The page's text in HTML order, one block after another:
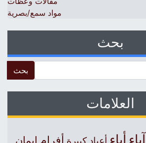
مواد سمع/بصرية
بحث
العلامات
آباءأباء أفرام إيمان